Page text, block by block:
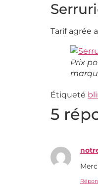
Tarif agrée
Prix
Étiqueté
5